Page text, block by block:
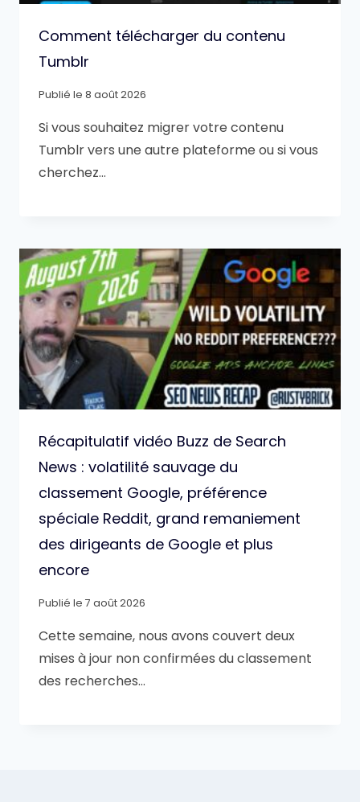
Comment télécharger du contenu
Tumblr
Publié le 8 août 2026
Si vous souhaitez migrer votre contenu
Tumblr vers une autre plateforme ou si vous
cherchez…
Récapitulatif vidéo Buzz de Search
News : volatilité sauvage du
classement Google, préférence
spéciale Reddit, grand remaniement
des dirigeants de Google et plus
encore
Publié le 7 août 2026
Cette semaine, nous avons couvert deux
mises à jour non confirmées du classement
des recherches…